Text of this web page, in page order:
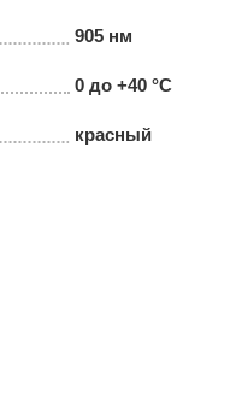
905 нм
0 до +40 °С
красный